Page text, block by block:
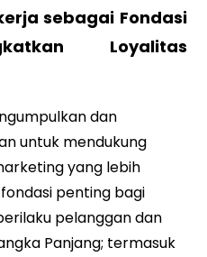
sebagai Fondasi
Loyalitas
dan
untuk mendukung
yang lebih
penting bagi
pelanggan dan
Panjang; termasuk